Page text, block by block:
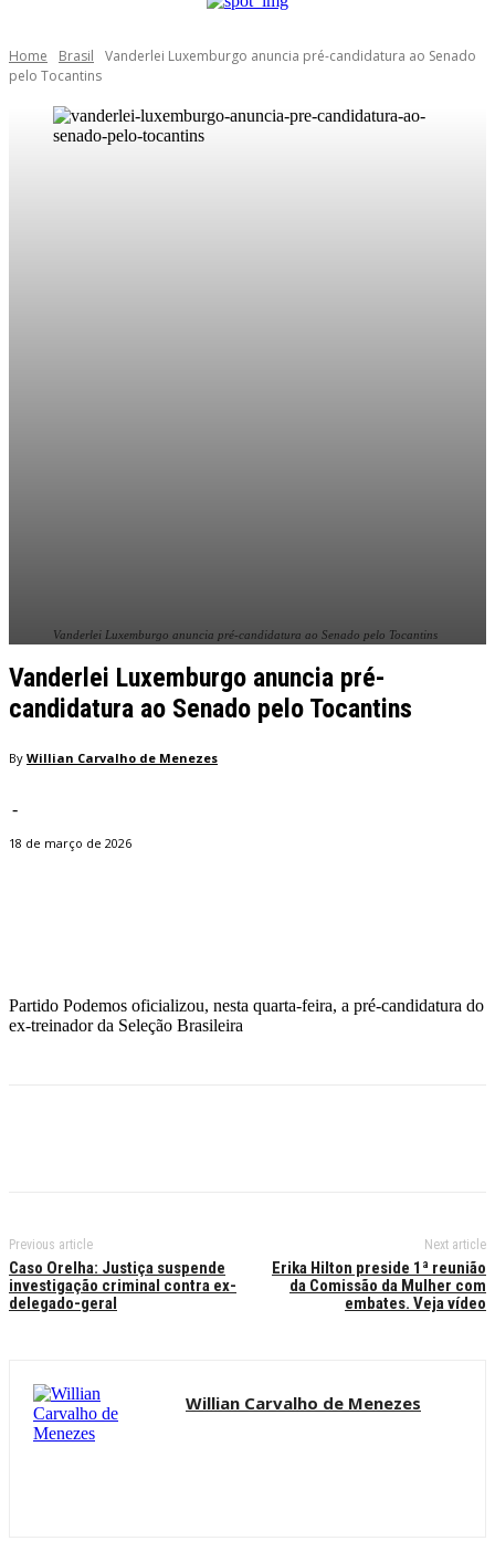
Home Brasil
Vanderlei Luxemburgo anuncia pré-candidatura ao Senado
pelo Tocantins
Vanderlei Luxemburgo anuncia pré-candidatura ao Senado pelo Tocantins
Vanderlei Luxemburgo anuncia pré-
candidatura ao Senado pelo Tocantins
By Willian Carvalho de Menezes
-
18 de março de 2026
Partido Podemos oficializou, nesta quarta-feira, a pré-candidatura do
ex-treinador da Seleção Brasileira
Previous article
Caso Orelha: Justiça suspende
investigação criminal contra ex-
delegado-geral
Next article
Erika Hilton preside 1ª reunião
da Comissão da Mulher com
embates. Veja vídeo
Willian Carvalho de Menezes